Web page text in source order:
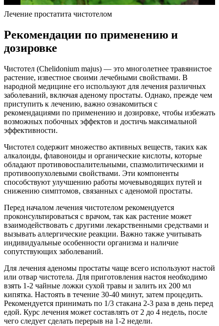
Лечение простатита чистотелом
Рекомендации по применению и
дозировке
Чистотел (Chelidonium majus) — это многолетнее травянистое
растение, известное своими лечебными свойствами. В
народной медицине его используют для лечения различных
заболеваний, включая аденому простаты. Однако, прежде чем
приступить к лечению, важно ознакомиться с
рекомендациями по применению и дозировке, чтобы избежать
возможных побочных эффектов и достичь максимальной
эффективности.
Чистотел содержит множество активных веществ, таких как
алкалоиды, флавоноиды и органические кислоты, которые
обладают противовоспалительными, спазмолитическими и
противоопухолевыми свойствами. Эти компоненты
способствуют улучшению работы мочевыводящих путей и
снижению симптомов, связанных с аденомой простаты.
Перед началом лечения чистотелом рекомендуется
проконсультироваться с врачом, так как растение может
взаимодействовать с другими лекарственными средствами и
вызывать аллергические реакции. Важно также учитывать
индивидуальные особенности организма и наличие
сопутствующих заболеваний.
Для лечения аденомы простаты чаще всего используют настой
или отвар чистотела. Для приготовления настоя необходимо
взять 1-2 чайные ложки сухой травы и залить их 200 мл
кипятка. Настоять в течение 30-40 минут, затем процедить.
Рекомендуется принимать по 1/3 стакана 2-3 раза в день перед
едой. Курс лечения может составлять от 2 до 4 недель, после
чего следует сделать перерыв на 1-2 недели.